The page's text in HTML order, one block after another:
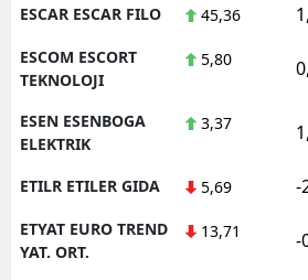
ESCAR ESCAR FILO 45,36
ESCOM ESCORT
TEKNOLOJI
5,80
ESEN ESENBOGA
ELEKTRIK
3,37
ETILR ETILER GIDA 5,69 -
ETYAT EURO TREND
YAT. ORT.
13,71 -